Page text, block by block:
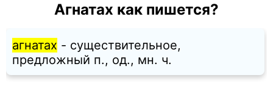
Агнатах как пишется?
агнатах - существительное,
предложный п., од., мн. ч.